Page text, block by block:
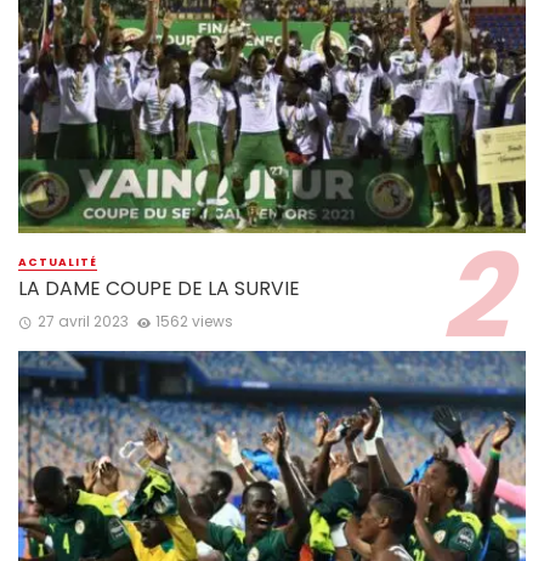
ACTUALITÉ
LA DAME COUPE DE LA SURVIE
27 avril 2023 1562 views